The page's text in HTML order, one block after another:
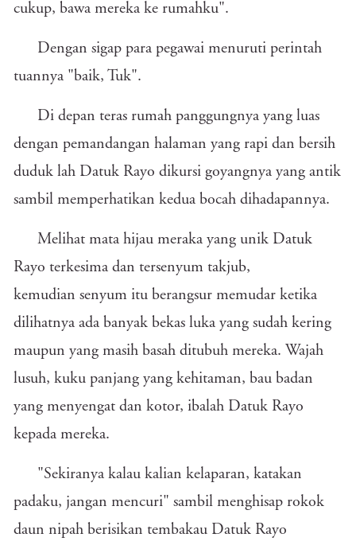
cukup, bawa mereka ke rumahku".
Dengan sigap para pegawai menuruti perintah
tuannya "baik, Tuk".
Di depan teras rumah panggungnya yang luas
dengan pemandangan halaman yang rapi dan bersih
duduk lah Datuk Rayo dikursi goyangnya yang antik
sambil memperhatikan kedua bocah dihadapannya.
Melihat mata hijau meraka yang unik Datuk
Rayo terkesima dan tersenyum takjub,
kemudian senyum itu berangsur memudar ketika
dilihatnya ada banyak bekas luka yang sudah kering
maupun yang masih basah ditubuh mereka. Wajah
lusuh, kuku panjang yang kehitaman, bau badan
yang menyengat dan kotor, ibalah Datuk Rayo
kepada mereka.
"Sekiranya kalau kalian kelaparan, katakan
padaku, jangan mencuri" sambil menghisap rokok
daun nipah berisikan tembakau Datuk Rayo